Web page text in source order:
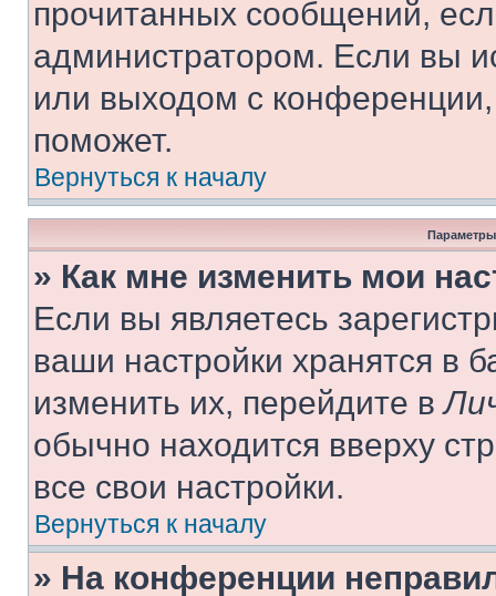
прочитанных сообщений,
администратором. Если вы
или выходом с
поможет.
Вернуться к началу
Параметры
» Как мне изменить мои
Если вы являетесь
ваши настройки хранятся в
изменить их, перейдите в
обычно находится вверху
все свои настройки.
Вернуться к началу
» На конференции